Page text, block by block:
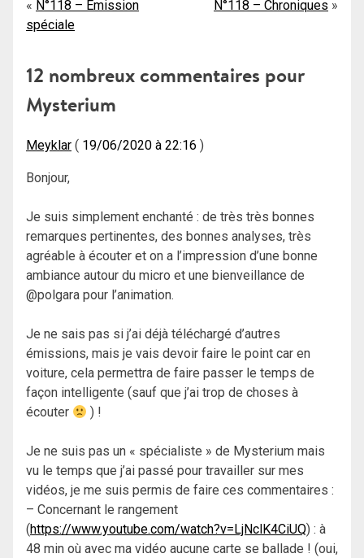
Navigation
de
l’article
N°118 – Émission
spéciale
N°118 – Chroniques
12 nombreux commentaires pour
Mysterium
Meyklar 19/06/2020 à 22:16
Bonjour,
Je suis simplement enchanté : de très très bonnes
remarques pertinentes, des bonnes analyses, très
agréable à écouter et on a l’impression d’une bonne
ambiance autour du micro et une bienveillance de
@polgara pour l’animation.
Je ne sais pas si j’ai déjà téléchargé d’autres
émissions, mais je vais devoir faire le point car en
voiture, cela permettra de faire passer le temps de
façon intelligente (sauf que j’ai trop de choses à
écouter
) !
Je ne suis pas un « spécialiste » de Mysterium mais
vu le temps que j’ai passé pour travailler sur mes
vidéos, je me suis permis de faire ces commentaires :
– Concernant le rangement
(https://www.youtube.com/watch?v=LjNclK4CiUQ) : à
48 min où avec ma vidéo aucune carte se ballade ! (oui,